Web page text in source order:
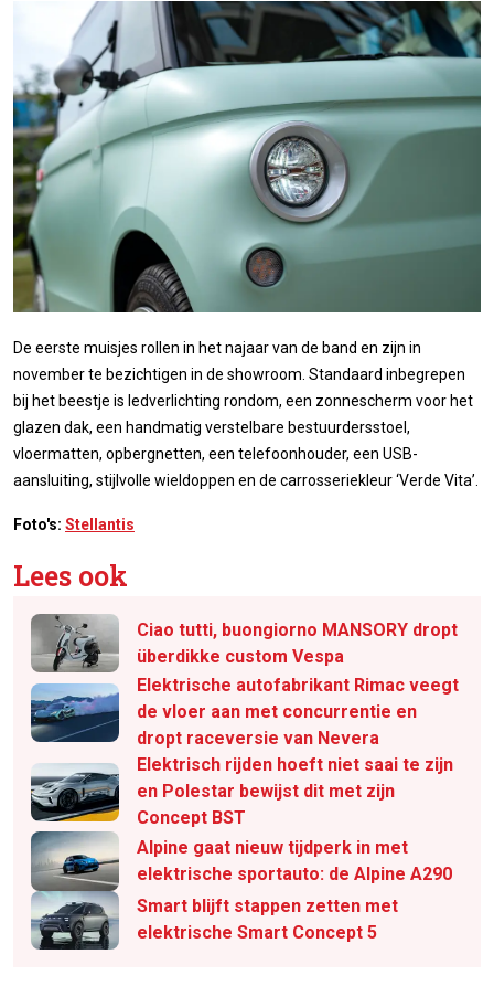
De eerste muisjes rollen in het najaar van de band en zijn in
november te bezichtigen in de showroom. Standaard inbegrepen
bij het beestje is ledverlichting rondom, een zonnescherm voor het
glazen dak, een handmatig verstelbare bestuurdersstoel,
vloermatten, opbergnetten, een telefoonhouder, een USB-
aansluiting, stijlvolle wieldoppen en de carrosseriekleur ‘Verde Vita’.
Foto's: Stellantis
Lees ook
Ciao tutti, buongiorno MANSORY dropt
überdikke custom Vespa
Elektrische autofabrikant Rimac veegt
de vloer aan met concurrentie en
dropt raceversie van Nevera
Elektrisch rijden hoeft niet saai te zijn
en Polestar bewijst dit met zijn
Concept BST
Alpine gaat nieuw tijdperk in met
elektrische sportauto: de Alpine A290
Smart blijft stappen zetten met
elektrische Smart Concept 5